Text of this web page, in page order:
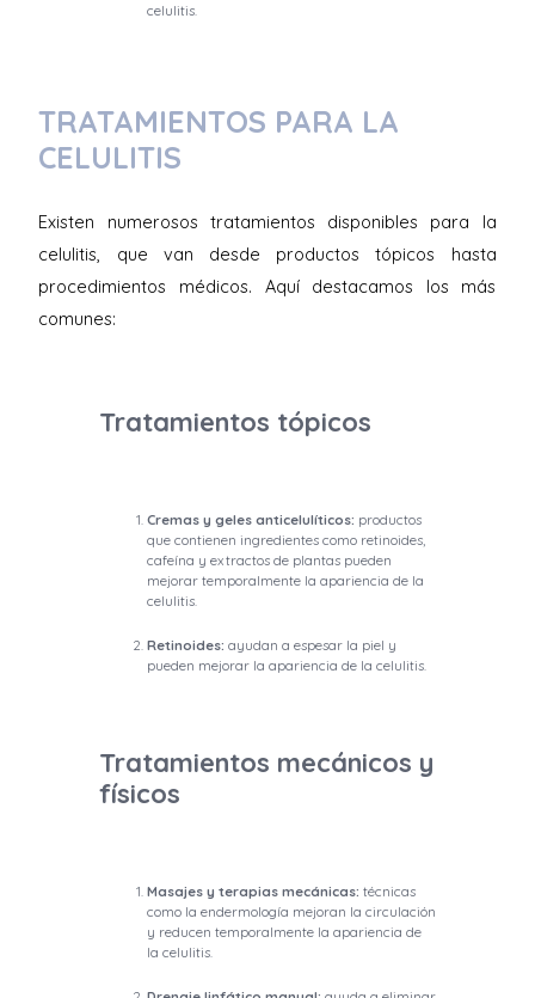
celulitis.
TRATAMIENTOS PARA LA
CELULITIS
Existen numerosos tratamientos disponibles para la
celulitis, que van desde productos tópicos hasta
procedimientos médicos. Aquí destacamos los más
comunes:
Tratamientos tópicos
Cremas y geles anticelulíticos: productos
que contienen ingredientes como retinoides,
cafeína y extractos de plantas pueden
mejorar temporalmente la apariencia de la
celulitis.
Retinoides: ayudan a espesar la piel y
pueden mejorar la apariencia de la celulitis.
Tratamientos mecánicos y
físicos
Masajes y terapias mecánicas: técnicas
como la endermología mejoran la circulación
y reducen temporalmente la apariencia de
la celulitis.